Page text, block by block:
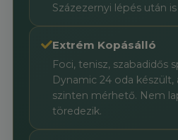
Százezernyi lépés után
Extrém Kopásálló
Foci, tenisz, szabadidős
Dynamic 24 oda készült,
szinten mérhető. Nem
töredezik.